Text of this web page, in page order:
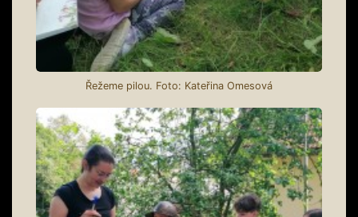
Řežeme pilou. Foto: Kateřina Omesová